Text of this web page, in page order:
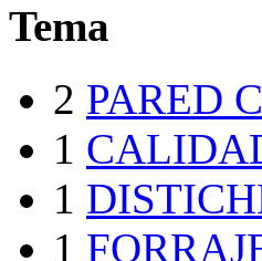
Tema
2 PARED
1
1
1